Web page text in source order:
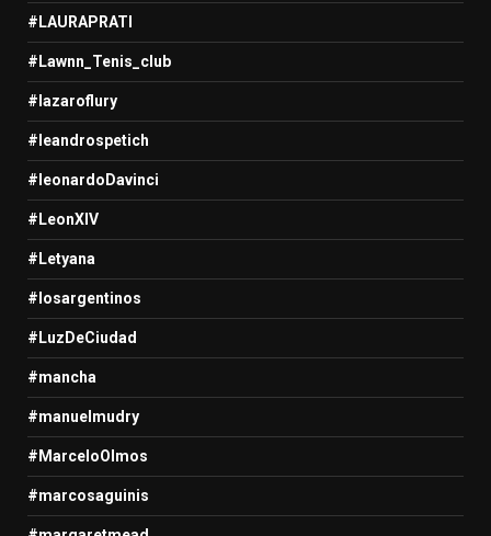
#LAURAPRATI
#Lawnn_Tenis_club
#lazaroflury
#leandrospetich
#leonardoDavinci
#LeonXIV
#Letyana
#losargentinos
#LuzDeCiudad
#mancha
#manuelmudry
#MarceloOlmos
#marcosaguinis